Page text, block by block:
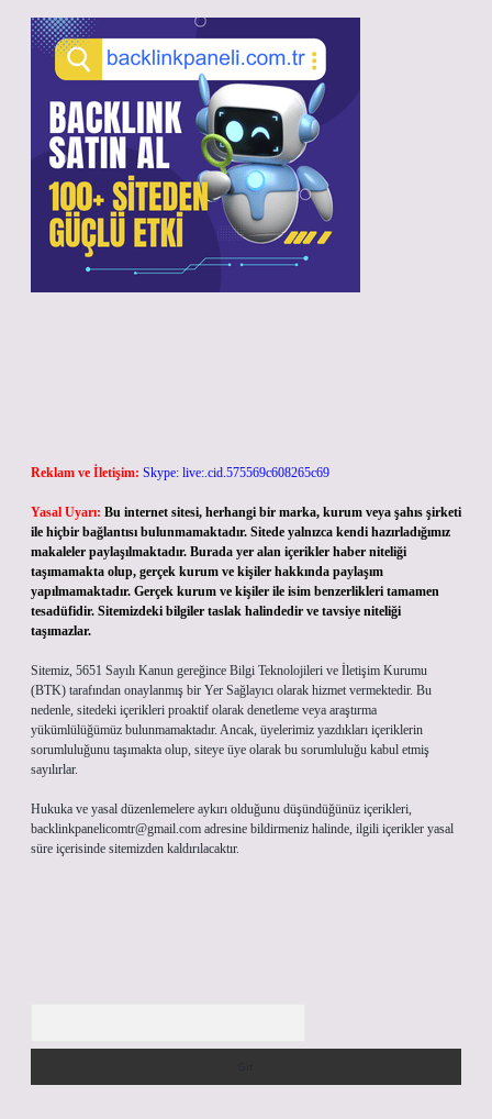
Reklam ve İletişim: Skype: live:.cid.575569c608265c69
Yasal Uyarı: Bu internet sitesi, herhangi bir marka, kurum veya şahıs şirketi
ile hiçbir bağlantısı bulunmamaktadır. Sitede yalnızca kendi hazırladığımız
makaleler paylaşılmaktadır. Burada yer alan içerikler haber niteliği
taşımamakta olup, gerçek kurum ve kişiler hakkında paylaşım
yapılmamaktadır. Gerçek kurum ve kişiler ile isim benzerlikleri tamamen
tesadüfidir. Sitemizdeki bilgiler taslak halindedir ve tavsiye niteliği
taşımazlar.
Sitemiz, 5651 Sayılı Kanun gereğince Bilgi Teknolojileri ve İletişim Kurumu
(BTK) tarafından onaylanmış bir Yer Sağlayıcı olarak hizmet vermektedir. Bu
nedenle, sitedeki içerikleri proaktif olarak denetleme veya araştırma
yükümlülüğümüz bulunmamaktadır. Ancak, üyelerimiz yazdıkları içeriklerin
sorumluluğunu taşımakta olup, siteye üye olarak bu sorumluluğu kabul etmiş
sayılırlar.
Hukuka ve yasal düzenlemelere aykırı olduğunu düşündüğünüz içerikleri,
backlinkpanelicomtr@gmail.com adresine bildirmeniz halinde, ilgili içerikler yasal
süre içerisinde sitemizden kaldırılacaktır.